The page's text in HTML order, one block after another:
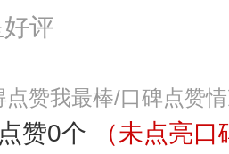
评
点赞我最棒/口碑点赞
赞0个
（未点亮